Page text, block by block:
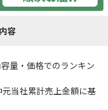
容
量・価格でのランキン
当社累計売上金額に基